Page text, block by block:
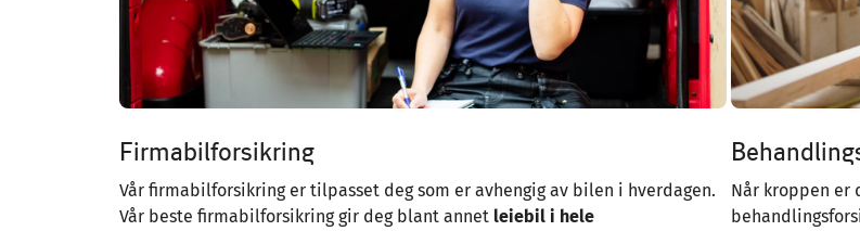
Firmabilforsikring
Vår firmabilforsikring er tilpasset deg som er avhengig av bilen i hverdagen.
Vår beste firmabilforsikring gir deg blant annet leiebil i hele
Når kroppen er